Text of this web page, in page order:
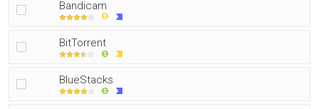
Bandicam
BitTorrent
BlueStacks